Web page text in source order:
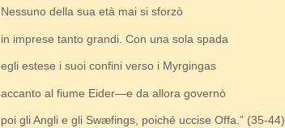
Nessuno della sua età mai si sforzò
in imprese tanto grandi. Con una sola spada
egli estese i suoi confini verso i Myrgingas
accanto al fiume Eider—e da allora governò
poi gli Angli e gli Swæfings, poiché uccise Offa.” (35-44)